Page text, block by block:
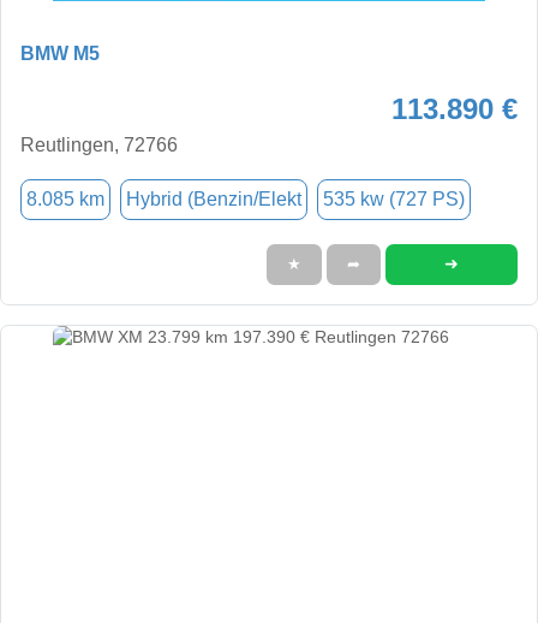
BMW M5
113.890 €
Reutlingen, 72766
8.085 km Hybrid (Benzin/Elekt 535 kw (727 PS)
★ ➦ ➜